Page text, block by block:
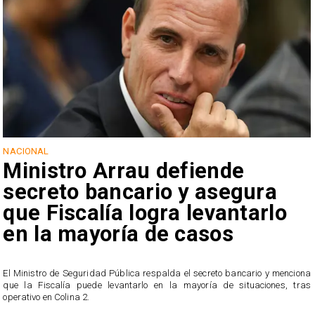
NACIONAL
Ministro Arrau defiende
secreto bancario y asegura
que Fiscalía logra levantarlo
en la mayoría de casos
El Ministro de Seguridad Pública respalda el secreto bancario y menciona
que la Fiscalía puede levantarlo en la mayoría de situaciones, tras
operativo en Colina 2.